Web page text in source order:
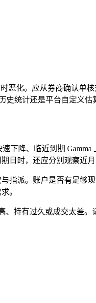
恶化。应从券商确认单
统计还是平台自定义估
下降、临近到期
日时，还应分别观察近月
指派。账户是否有足够
。
持有过久或成交太差